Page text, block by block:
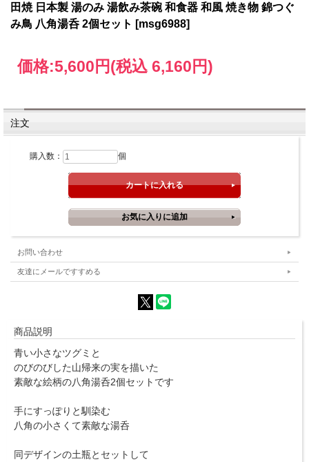
田焼 日本製 湯のみ 湯飲み茶碗 和食器 和風 焼き物 錦つぐ
み鳥 八角湯呑 2個セット [msg6988]
価格:5,600円(税込 6,160円)
注文
購入数： 個
お問い合わせ
友達にメールですすめる
商品説明
青い小さなツグミと
のびのびした山帰来の実を描いた
素敵な絵柄の八角湯呑2個セットです
手にすっぽりと馴染む
八角の小さくて素敵な湯呑
同デザインの土瓶とセットして